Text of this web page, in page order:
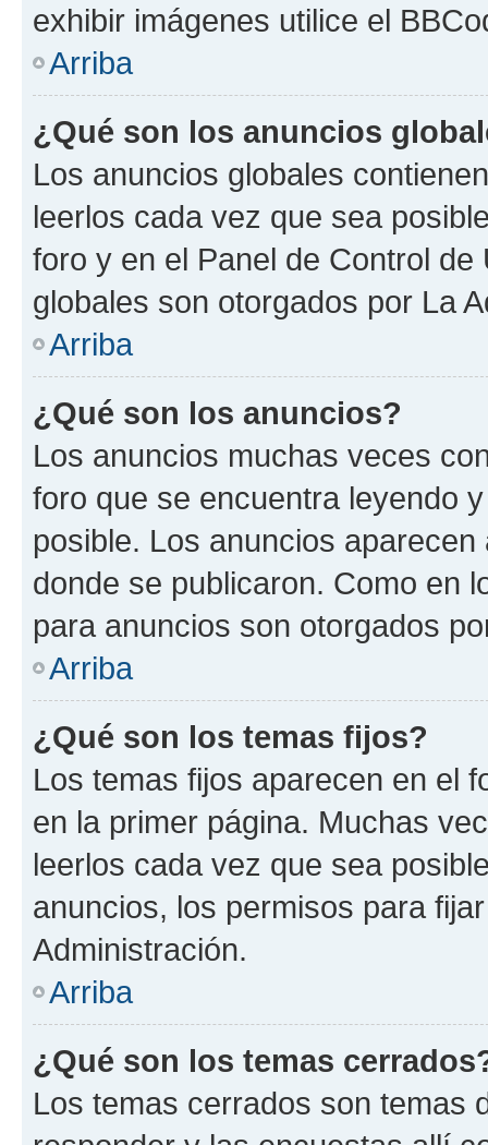
exhibir imágenes utilice el
Arriba
¿Qué son los anuncios
Los anuncios globales
leerlos cada vez que sea
foro y en el Panel de Control
globales son otorgados por La
Arriba
¿Qué son los anuncios?
Los anuncios muchas veces
foro que se encuentra leyendo
posible. Los anuncios
donde se publicaron. Como en
para anuncios son otorgados
Arriba
¿Qué son los temas fijos?
Los temas fijos aparecen en el
en la primer página. Muchas
leerlos cada vez que sea
anuncios, los permisos para
Administración.
Arriba
¿Qué son los temas
Los temas cerrados son temas